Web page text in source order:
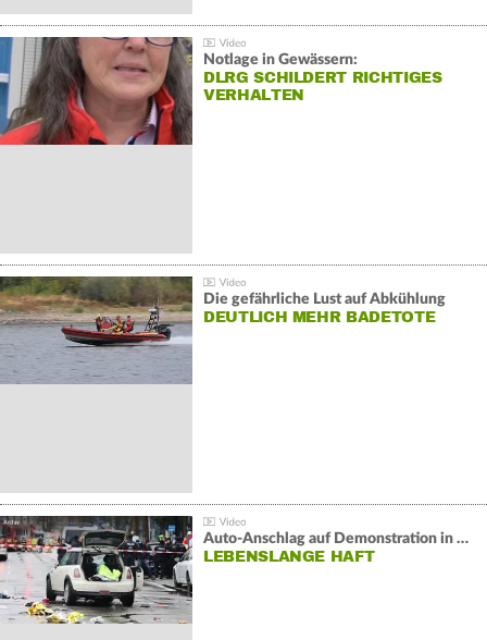
Notlage in Gewässern:
DLRG SCHILDERT RICHTIGES
VERHALTEN
Die gefährliche Lust auf Abkühlung
DEUTLICH MEHR BADETOTE
Auto-Anschlag auf Demonstration in München:
LEBENSLANGE HAFT